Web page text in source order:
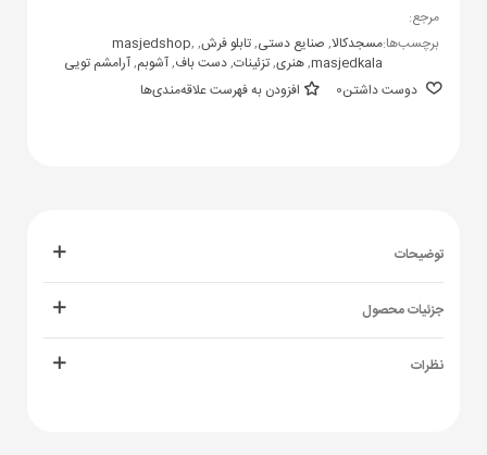
مرجع:
برچسب‌ها:مسجدکالا, صنایع دستی,تابلو فرش,
masjedshop,
masjedkala
,هنری,تزئینات,دست باف,آشوبم,آرامشم تویی
دوست داشتن0 افزودن به فهرست علاقه‌مندی‌ها
توضیحات
جزئیات محصول
نظرات